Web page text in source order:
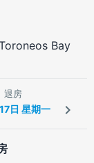
Bay
退房